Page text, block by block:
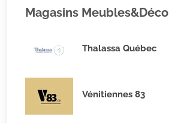
Magasins Meubles&Déco
Thalassa Québec
Vénitiennes 83